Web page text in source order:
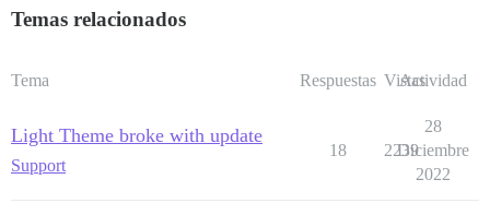
Temas relacionados
Tema Respuestas Vistas
Actividad
Light Theme broke with update
Support
18 2239
28
Diciembre
2022